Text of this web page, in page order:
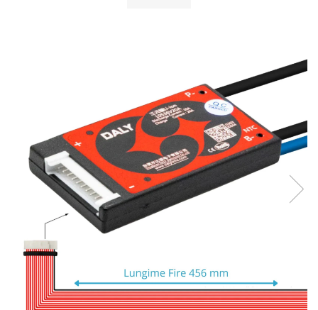
➔ Cu Cabina Inchisa
➔ Cu Remorca
➔ Cu Remorca Fara Permis
➔ Cu Volan
➔ Fara Permis
⬇ MARCI
➔ Volta
➔ Jinpeng/AMR
➔ RDB